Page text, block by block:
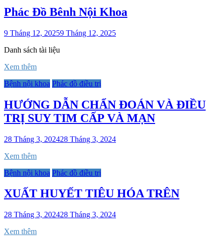
Phác Đồ Bênh Nội Khoa
9 Tháng 12, 20259 Tháng 12, 2025
Danh sách tài liệu
Xem thêm
Bệnh nội khoa Phác đồ điều trị
HƯỚNG DẪN CHẨN ĐOÁN VÀ ĐIỀU
TRỊ SUY TIM CẤP VÀ MẠN
28 Tháng 3, 202428 Tháng 3, 2024
Xem thêm
Bệnh nội khoa Phác đồ điều trị
XUẤT HUYẾT TIÊU HÓA TRÊN
28 Tháng 3, 202428 Tháng 3, 2024
Xem thêm